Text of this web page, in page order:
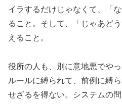
イラするだけじゃなくて、「
ること。そして、「じゃあど
えること。
役所の人も、別に意地悪でや
ルールに縛られて、前例に縛
せざるを得ない。システムの問